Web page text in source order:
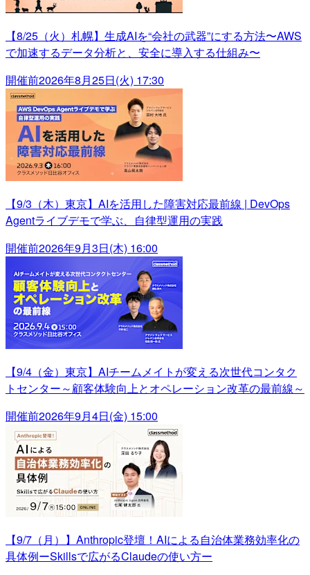
【8/25（火）札幌】生成AIを“会社の武器”にする方法〜AWS
で加速するデータ分析と、安全に導入する仕組み〜
開催前2026年8月25日(火) 17:30
【9/3（木）東京】AIを活用した障害対応最前線 | DevOps
Agentライブデモで学ぶ、自律型運用の実践
開催前2026年9月3日(木) 16:00
【9/4（金）東京】AIチームメイトが変える次世代コンタク
トセンター～顧客体験向上とオペレーション改革の最前線～
開催前2026年9月4日(金) 15:00
【9/7（月）】Anthropic登壇！AIによる自治体業務効率化の
具体例ーSkillsで広がるClaudeの使い方ー